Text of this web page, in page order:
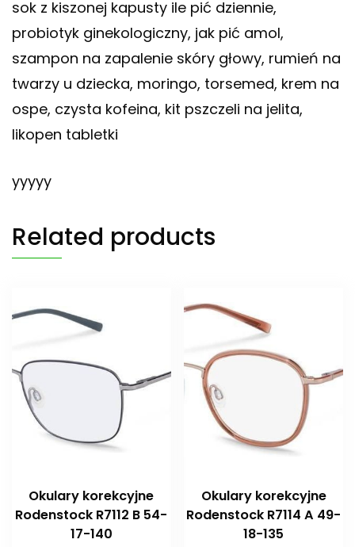
sok z kiszonej kapusty ile pić dziennie,
probiotyk ginekologiczny, jak pić amol,
szampon na zapalenie skóry głowy, rumień na
twarzy u dziecka, moringo, torsemed, krem na
ospe, czysta kofeina, kit pszczeli na jelita,
likopen tabletki
yyyyy
Related products
Okulary korekcyjne
Rodenstock R7112 B 54-
17-140
Okulary korekcyjne
Rodenstock R7114 A 49-
18-135